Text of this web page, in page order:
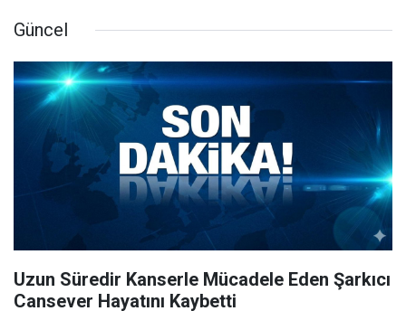
Güncel
Uzun Süredir Kanserle Mücadele Eden Şarkıcı
Cansever Hayatını Kaybetti